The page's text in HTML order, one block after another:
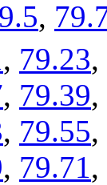
,
, 79.23,
, 79.39,
, 79.55,
, 79.71,